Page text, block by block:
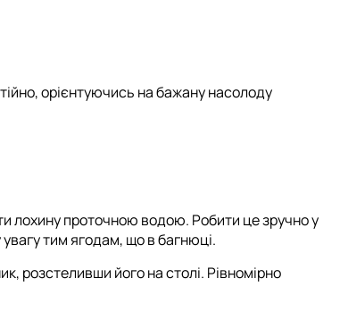
орієнтуючись на бажану насолоду
лохину проточною водою. Робити це зручно у
тим ягодам, що в багнюці.
розстеливши його на столі. Рівномірно